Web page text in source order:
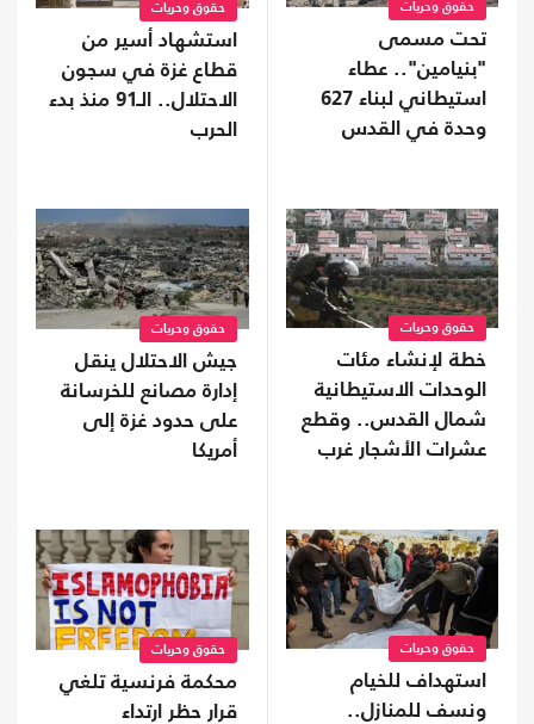
حقوق وحريات
تحت مسمى
"بنيامين".. عطاء
استيطاني لبناء 627
وحدة في القدس
حقوق وحريات
استشهاد أسير من
قطاع غزة في سجون
الاحتلال.. الـ91 منذ بدء
الحرب
حقوق وحريات
خطة لإنشاء مئات
الوحدات الاستيطانية
شمال القدس.. وقطع
عشرات الأشجار غرب
حقوق وحريات
جيش الاحتلال ينقل
إدارة مصانع للخرسانة
على حدود غزة إلى
أمريكا
حقوق وحريات
استهداف للخيام
ونسف للمنازل..
حقوق وحريات
محكمة فرنسية تلغي
قرار حظر ارتداء